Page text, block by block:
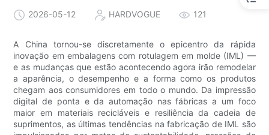
2026-05-12 HARDVOGUE 121
A China tornou-se discretamente o epicentro da rápida
inovação em embalagens com rotulagem em molde (IML) —
e as mudanças que estão acontecendo agora irão remodelar
a aparência, o desempenho e a forma como os produtos
chegam aos consumidores em todo o mundo. Da impressão
digital de ponta e da automação nas fábricas a um foco
maior em materiais recicláveis ​​e resiliência da cadeia de
suprimentos, as últimas tendências na fabricação de IML são